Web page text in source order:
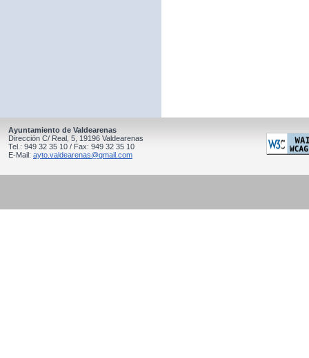
Ayuntamiento de Valdearenas
Dirección C/ Real, 5, 19196 Valdearenas
Tel.: 949 32 35 10 / Fax: 949 32 35 10
E-Mail: ayto.valdearenas@gmail.com